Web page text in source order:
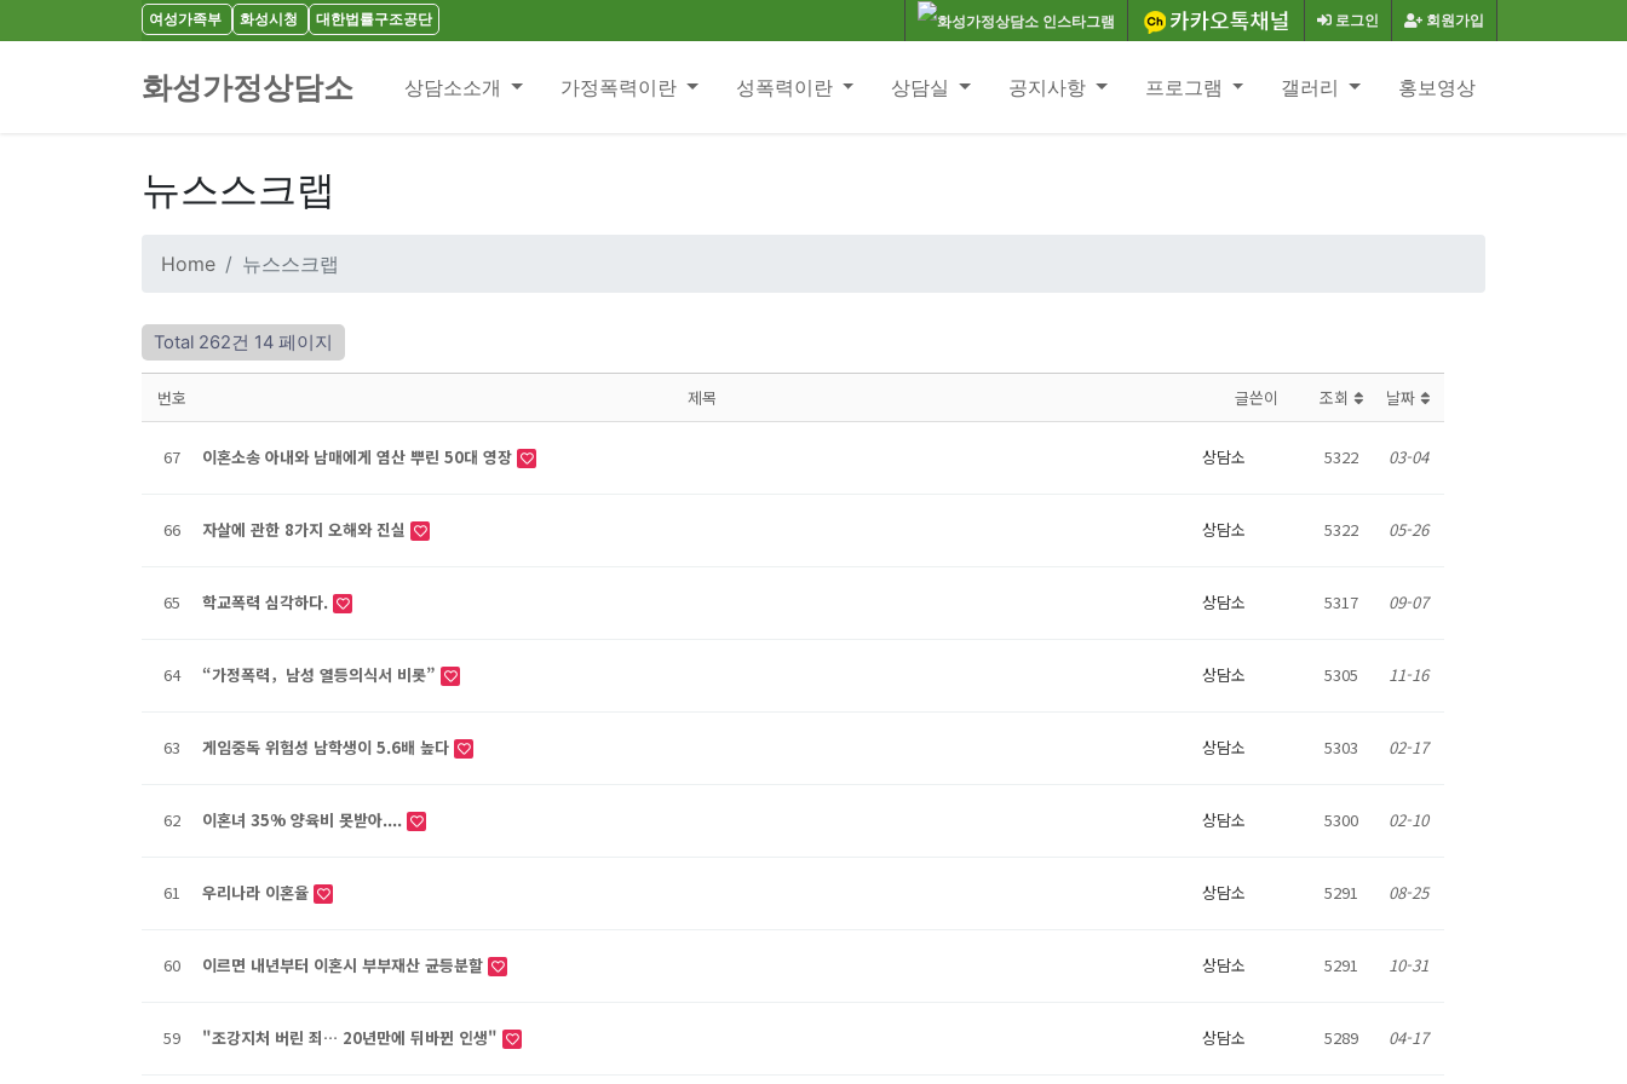
여성가족부 화성시청 대한법률구조공단 회원가입
로그인
화성가정상담소 상담소소개 가정폭력이란 성폭력이란 상담실 공지사항 프로그램 갤러리 홍보영상
뉴스스크랩
Home 뉴스스크랩
Total 262건 14 페이지
번호 제목 글쓴이 조회 날짜
67 이혼소송 아내와 남매에게 염산 뿌린 50대 영장 상담소 5322 03-04
66 자살에 관한 8가지 오해와 진실 상담소 5322 05-26
65 학교폭력 심각하다. 상담소 5317 09-07
64 “가정폭력，남성 열등의식서 비롯” 상담소 5305 11-16
63 게임중독 위험성 남학생이 5.6배 높다 상담소 5303 02-17
62 이혼녀 35% 양육비 못받아.... 상담소 5300 02-10
61 우리나라 이혼율 상담소 5291 08-25
60 이르면 내년부터 이혼시 부부재산 균등분할 상담소 5291 10-31
59 "조강지처 버린 죄… 20년만에 뒤바뀐 인생" 상담소 5289 04-17